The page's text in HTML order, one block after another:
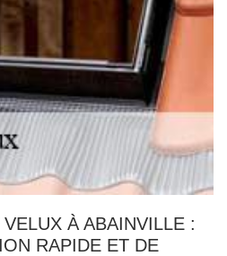
À ABAINVILLE :
RAPIDE ET DE